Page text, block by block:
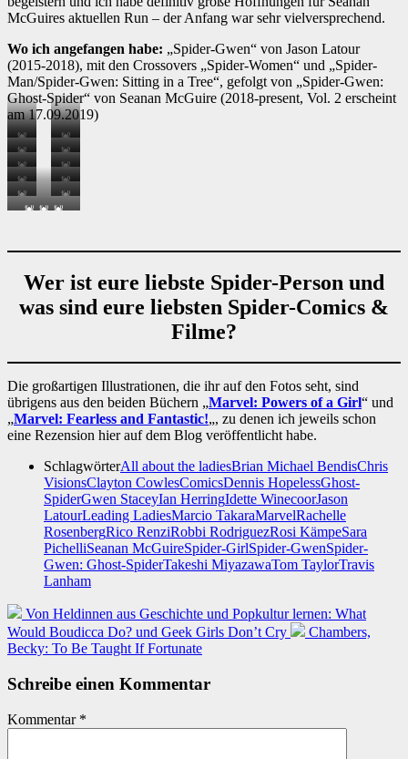
McGuires aktuellen Run – der Anfang war sehr vielversprechend.
Wo ich angefangen habe: „Spider-Gwen“ von Jason Latour
(2015-2018), mit den Crossovers „Spider-Women“ und „Spider-
Man/Spider-Gwen: Sitting in a Tree“, gefolgt von „Spider-Gwen:
Ghost-Spider“ von Seanan McGuire (2018-present, Vol. 2 erscheint
am 17.09.2019)
🕷
🕷
🕷
🕷
🕷
🕷
🕷
🕷
🕷
🕷
🕷
🕷
🕷
🕷
🕷
🕷
🕷
🕷
🕷
🕷
🕷
🕷
🕷
🕷
🕷
🕷 🕷 🕷
Wer ist eure liebste Spider-Person und
was sind eure liebsten Spider-Comics &
Filme?
Die großartigen Illustrationen, die ihr auf den Fotos seht, sind
übrigens aus den beiden Büchern „Marvel: Powers of a Girl“ und
„Marvel: Fearless and Fantastic!„, zu denen ich jeweils schon
eine Rezension hier auf dem Blog veröffentlicht habe.
SchlagwörterAll about the ladiesBrian Michael BendisChris
VisionsClayton CowlesComicsDennis HopelessGhost-
SpiderGwen StaceyIan HerringIdette WinecoorJason
LatourLeading LadiesMarcio TakaraMarvelRachelle
RosenbergRico RenziRobbi RodriguezRosi KämpeSara
PichelliSeanan McGuireSpider-GirlSpider-GwenSpider-
Gwen: Ghost-SpiderTakeshi MiyazawaTom TaylorTravis
Lanham
Von Heldinnen aus Geschichte und Popkultur lernen: What
Would Boudicca Do? und Geek Girls Don’t Cry
Chambers,
Becky: To Be Taught If Fortunate
Schreibe einen Kommentar
Kommentar *